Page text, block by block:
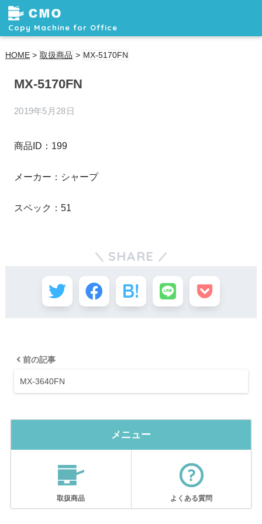
Copy Machine for Office
HOME> 取扱商品 > MX-5170FN
MX-5170FN
2019年5月28日
商品ID：199
メーカー：シャープ
スペック：51
SHARE
前の記事
MX-3640FN
メニュー
取扱商品 よくある質問